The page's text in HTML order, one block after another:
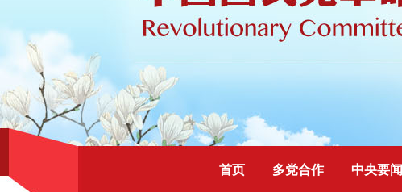
首页 多党合作 中央要闻